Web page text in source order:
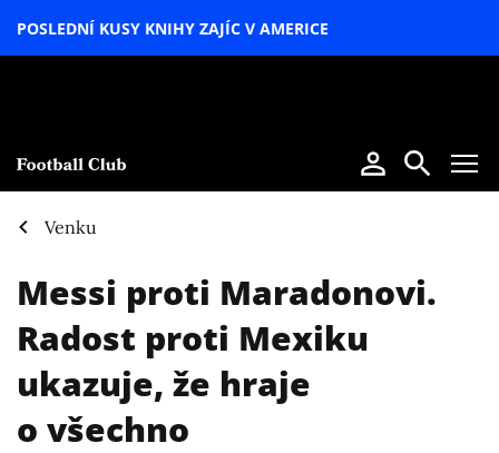
POSLEDNÍ KUSY KNIHY ZAJÍC V AMERICE
Venku
Messi proti Maradonovi.
Radost proti Mexiku
ukazuje, že hraje
o všechno